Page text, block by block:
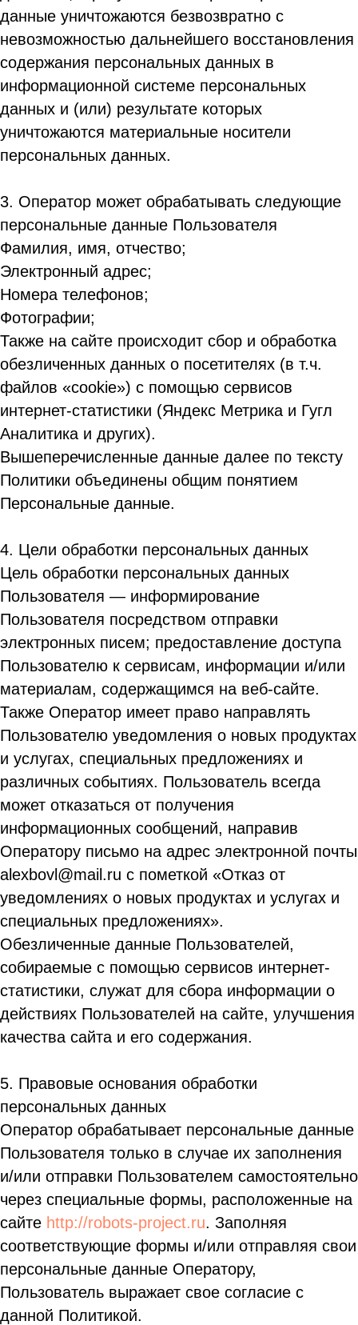
данные уничтожаются безвозвратно с
невозможностью дальнейшего восстановления
содержания персональных данных в
информационной системе персональных
данных и (или) результате которых
уничтожаются материальные носители
персональных данных.
3. Оператор может обрабатывать следующие
персональные данные Пользователя
Фамилия, имя, отчество;
Электронный адрес;
Номера телефонов;
Фотографии;
Также на сайте происходит сбор и обработка
обезличенных данных о посетителях (в т.ч.
файлов «cookie») с помощью сервисов
интернет-статистики (Яндекс Метрика и Гугл
Аналитика и других).
Вышеперечисленные данные далее по тексту
Политики объединены общим понятием
Персональные данные.
4. Цели обработки персональных данных
Цель обработки персональных данных
Пользователя — информирование
Пользователя посредством отправки
электронных писем; предоставление доступа
Пользователю к сервисам, информации и/или
материалам, содержащимся на веб-сайте.
Также Оператор имеет право направлять
Пользователю уведомления о новых продуктах
и услугах, специальных предложениях и
различных событиях. Пользователь всегда
может отказаться от получения
информационных сообщений, направив
Оператору письмо на адрес электронной почты
alexbovl@mail.ru с пометкой «Отказ от
уведомлениях о новых продуктах и услугах и
специальных предложениях».
Обезличенные данные Пользователей,
собираемые с помощью сервисов интернет-
статистики, служат для сбора информации о
действиях Пользователей на сайте, улучшения
качества сайта и его содержания.
5. Правовые основания обработки
персональных данных
Оператор обрабатывает персональные данные
Пользователя только в случае их заполнения
и/или отправки Пользователем самостоятельно
через специальные формы, расположенные на
сайте http://robots-project.ru. Заполняя
соответствующие формы и/или отправляя свои
персональные данные Оператору,
Пользователь выражает свое согласие с
данной Политикой.